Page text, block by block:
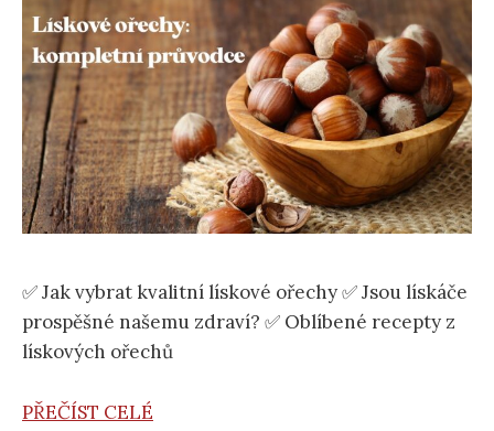
✅ Jak vybrat kvalitní lískové ořechy ✅ Jsou lískáče
prospěšné našemu zdraví? ✅ Oblíbené recepty z
lískových ořechů
PŘEČÍST CELÉ